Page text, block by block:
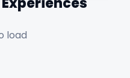
load